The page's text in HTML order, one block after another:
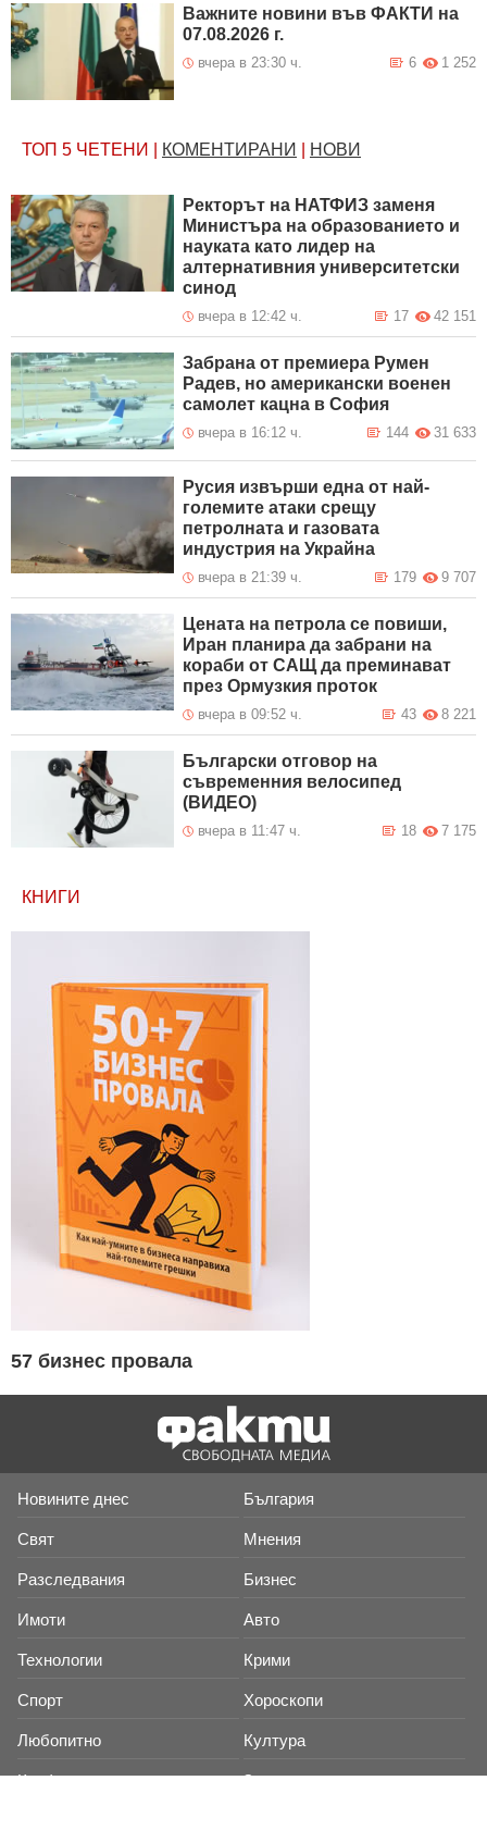
Важните новини във ФАКТИ на
07.08.2026 г.
вчера в 23:30 ч. 1 252
6
ТОП 5 ЧЕТЕНИ КОМЕНТИРАНИ НОВИ
Ректорът на НАТФИЗ заменя
Министъра на образованието и
науката като лидер на
алтернативния университетски
синод
вчера в 12:42 ч. 42 151
17
Забрана от премиера Румен
Радев, но американски военен
самолет кацна в София
вчера в 16:12 ч. 31 633
144
Русия извърши една от най-
големите атаки срещу
петролната и газовата
индустрия на Украйна
вчера в 21:39 ч. 9 707
179
Цената на петрола се повиши,
Иран планира да забрани на
кораби от САЩ да преминават
през Ормузкия проток
вчера в 09:52 ч. 8 221
43
Български отговор на
съвременния велосипед
(ВИДЕО)
вчера в 11:47 ч. 7 175
18
КНИГИ
57 бизнес провала
Новините днес България
Свят Мнения
Разследвания Бизнес
Имоти Авто
Технологии Крими
Спорт Хороскопи
Любопитно Култура
Конфликт Здраве